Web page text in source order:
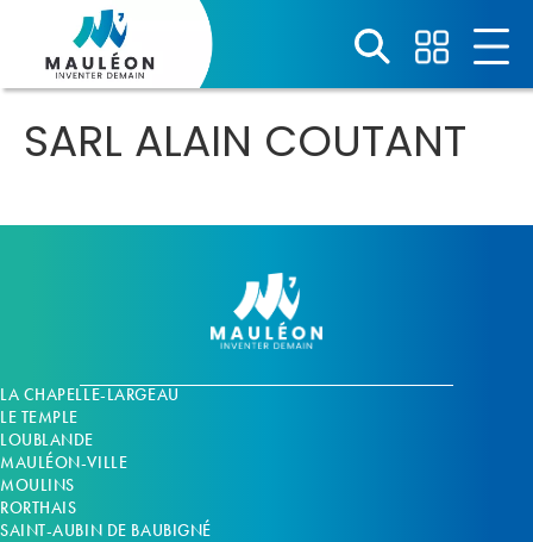
SARL ALAIN COUTANT
LA CHAPELLE-LARGEAU
LE TEMPLE
LOUBLANDE
MAULÉON-VILLE
MOULINS
RORTHAIS
SAINT-AUBIN DE BAUBIGNÉ
Panneau de gestion des cookies